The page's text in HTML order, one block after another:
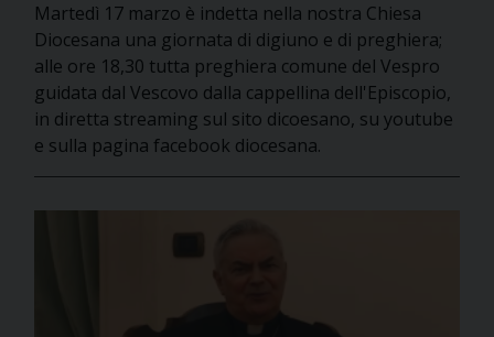
Martedì 17 marzo è indetta nella nostra Chiesa
Diocesana una giornata di digiuno e di preghiera;
alle ore 18,30 tutta preghiera comune del Vespro
guidata dal Vescovo dalla cappellina dell'Episcopio,
in diretta streaming sul sito dicoesano, su youtube
e sulla pagina facebook diocesana.